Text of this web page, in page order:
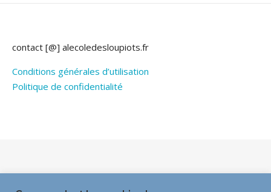
contact [@] alecoledesloupiots.fr
Conditions générales d’utilisation
Politique de confidentialité